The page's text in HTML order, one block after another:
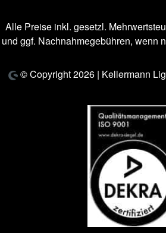
Alle Preise inkl. gesetzl.
und ggf. Nachnahmegebühren, wenn
© Copyright 2026 | Kellermann